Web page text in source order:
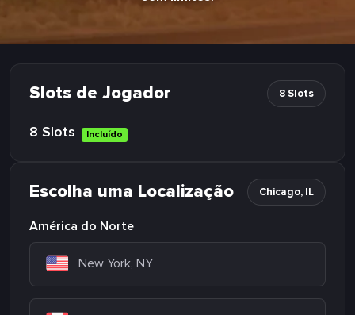
Slots de Jogador 8 Slots
8 Slots Incluído
Escolha uma Localização Chicago, IL
América do Norte
New York, NY